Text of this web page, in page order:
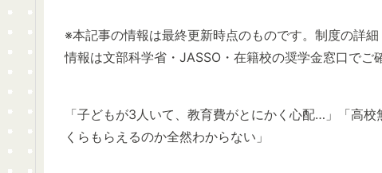
※本記事の情報は最終更新時点のものです。制度の詳
情報は文部科学省・JASSO・在籍校の奨学金窓口でご
「子どもが3人いて、教育費がとにかく心配…」「高
くらもらえるのか全然わからない」